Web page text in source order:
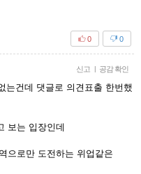
0
0
신고 | 공감 확인
는건데 댓글로 의견표출 한번했
보는 입장인데
으로만 도전하는 위업같은